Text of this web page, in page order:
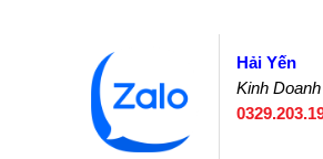
Hải Yến
Kinh Doanh